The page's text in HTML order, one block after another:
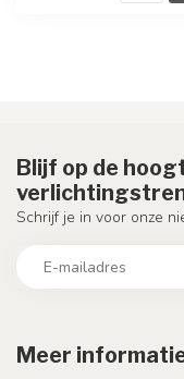
Meer
Blijf op de
Schrijf je in voor onze